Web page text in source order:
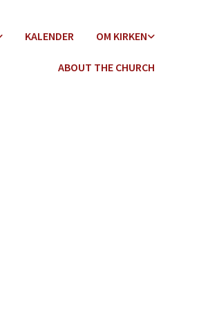
KALENDER OM KIRKEN
ABOUT THE CHURCH